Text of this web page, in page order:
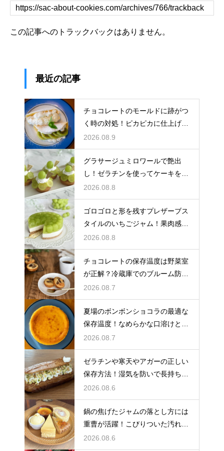
この記事へのトラックバックはありません。
最近の記事
チョコレートのモールドに跡がつ
く時の対処！ピカピカに仕上げる
ための秘策
2026.08.9
グラサージュミロワールで艶出
し！ゼラチンを使ってケーキを美
しく飾る
2026.08.8
ゴロゴロと形を残すプレザーブス
タイルのいちごジャム！果肉感を
たっぷり楽しむ美味しいレシピ
2026.08.8
チョコレートの保存温度は野菜室
が正解？冷蔵庫でのブルーム防止
策
2026.08.7
夏場のボンボンショコラの最適な
保存温度！なめらかな口溶けと美
しいツヤを保つための管理方法
2026.08.7
ゼラチンや寒天やアガーの正しい
保存方法！湿気を防いで長持ちさ
せるコツ
2026.08.6
鍋の焦げたジャムの落とし方には
重曹が活躍！こびりついた汚れを
綺麗に落としてピカピカにする技
2026.08.6